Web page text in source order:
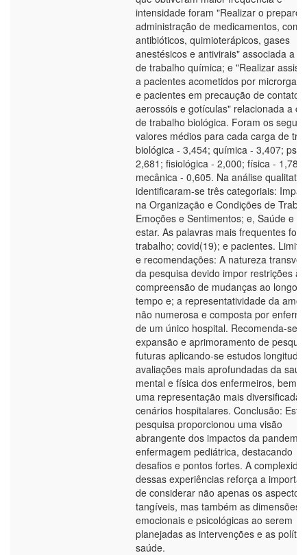
intensidade foram "Realizar o preparo
administração de medicamentos, como
antibióticos, quimioterápicos, gases
anestésicos e antivirais" associada a
de trabalho química; e "Realizar
a pacientes acometidos por
e pacientes em precaução de contato,
aerossóis e gotículas" relacionada a
de trabalho biológica. Foram os
valores médios para cada carga de
biológica - 3,454; química - 3,407;
2,681; fisiológica - 2,000; física -
mecânica - 0,605. Na análise
identificaram-se três categoriais:
na Organização e Condições de
Emoções e Sentimentos; e, Saúde e
estar. As palavras mais frequentes
trabalho; covid(19); e pacientes.
e recomendações: A natureza
da pesquisa devido impor restrições à
compreensão de mudanças ao longo
tempo e; a representatividade da
não numerosa e composta por
de um único hospital. Recomenda-se a
expansão e aprimoramento de
futuras aplicando-se estudos
avaliações mais aprofundadas da
mental e física dos enfermeiros, bem
uma representação mais diversificada
cenários hospitalares. Conclusão: Esta
pesquisa proporcionou uma visão
abrangente dos impactos da
enfermagem pediátrica, destacando
desafios e pontos fortes. A
dessas experiências reforça a
de considerar não apenas os aspectos
tangíveis, mas também as dimensões
emocionais e psicológicas ao serem
planejadas as intervenções e as
saúde.